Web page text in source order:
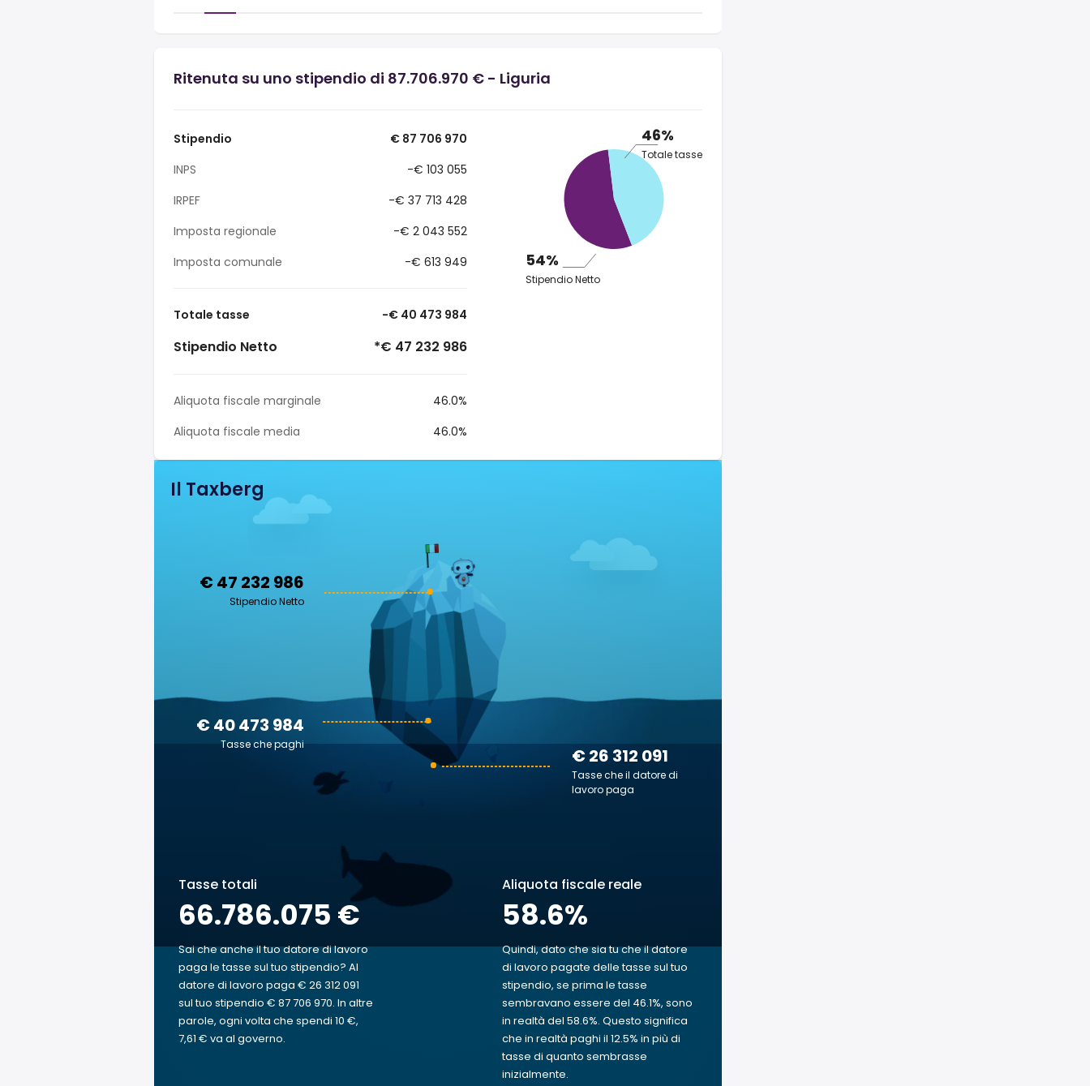
Ritenuta su uno stipendio di 87.706.970 € - Liguria
Stipendio
€ 87 706 970
INPS
-€ 103 055
IRPEF
-€ 37 713 428
Imposta regionale
-€ 2 043 552
Imposta comunale
-€ 613 949
Totale tasse -€ 40 473 984
Stipendio Netto *€ 47 232 986
Aliquota fiscale marginale
46.0%
Aliquota fiscale media
46.0%
46%
Totale tasse
54%
Stipendio Netto
Il Taxberg
€ 47 232 986
Stipendio Netto
€ 26 312 091
Tasse che il datore di
lavoro paga
€ 40 473 984
Tasse che paghi
Tasse totali
66.786.075 €
Sai che anche il tuo datore di lavoro
paga le tasse sul tuo stipendio? Al
datore di lavoro paga € 26 312 091
sul tuo stipendio € 87 706 970. In altre
parole, ogni volta che spendi 10 €,
7,61 € va al governo.
Aliquota fiscale reale
58.6%
Quindi, dato che sia tu che il datore
di lavoro pagate delle tasse sul tuo
stipendio, se prima le tasse
sembravano essere del 46.1%, sono
in realtà del 58.6%. Questo significa
che in realtà paghi il 12.5% in più di
tasse di quanto sembrasse
inizialmente.